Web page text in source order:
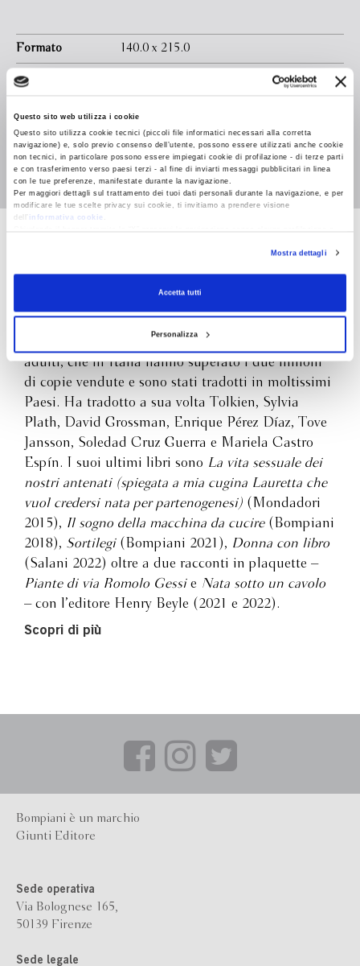
Questo sito web utilizza i cookie
Questo sito utilizza cookie tecnici (piccoli file informatici necessari alla corretta
navigazione) e, solo previo consenso dell’utente, possono essere utilizzati anche cookie
non tecnici, in particolare possono essere impiegati cookie di profilazione - di terze parti
e con trasferimento verso paesi terzi - al fine di inviarti messaggi pubblicitari in linea
con le tue preferenze, manifestate durante la navigazione.
Per maggiori dettagli sul trattamento dei tuoi dati personali durante la navigazione, e per
modificare le tue scelte privacy sui cookie, ti invitiamo a prendere visione
dell’
informativa cookie
RevocaMostra dettagli
Accetta tutti
Personalizza
“rinomata sonnambula”, donna sola e fiera, che nel suo
salotto in via del Fiore Rosso si guadagna da vivere offrendo
vaticini per il prezzo di 5 lire. Le sue clienti sono perlopiù
signore che covano nell’animo inquietudini e desideri per sé
stesse o per coloro che amano. La sonnambula le fa parlare,
le sa ascoltare, poi simula una trance, impugna una penna
d’oca e scrive il suo responso. Fino a quando cominciano a
verificarsi eventi che sfuggono anche alla sua sapiente regia,
e il passato torna a bussare alla sua porta... Ispirandosi a un
ritaglio di giornale di fine Ottocento, Bianca Pitzorno gioca
con gli archetipi del romanzo d’avventura e d’amore, intinge
brulicante di vita, onirico, ironico e politico insieme. Abitata
da visioni misteriose, la sonnambula è al tempo stesso aliena
da ogni superstizione, capace di affrontare con dignità e
coraggio il suo destino di donna sola in un mondo ostile.
Attraverso la sua straordinaria avventura Bianca Pitzorno
alla nostra forza d’animo, razionalità e fantasia siamo noi a
scrivere le nostre vite.
Formato 140.0 x 215.0
Legatura
In libreria da Gennaio 2026
Isbn 9788830153097
Milano. Ha pubblicato dal 1970 a oggi più di
settanta opere tra saggi e romanzi, per bambini e
adulti, che in Italia hanno superato i due milioni
di copie vendute e sono stati tradotti in moltissimi
Paesi. Ha tradotto a sua volta Tolkien, Sylvia
Plath, David Grossman, Enrique Pérez Díaz, Tove
Jansson, Soledad Cruz Guerra e Mariela Castro
Espín. I suoi ultimi libri sono La vita sessuale dei
nostri antenati (spiegata a mia cugina Lauretta che
vuol credersi nata per partenogenesi) (Mondadori
2015), Il sogno della macchina da cucire(Bompiani
2018), Sortilegi(Bompiani 2021), Donna con libro
(Salani 2022) oltre a due racconti in plaquette –
Piante di via Romolo Gessie Nata sotto un cavolo
– con l’editore Henry Beyle (2021 e 2022).
Scopri di più
Bompiani è un marchio
Giunti Editore
Sede operativa
Via Bolognese 165,
50139 Firenze
Sede legale